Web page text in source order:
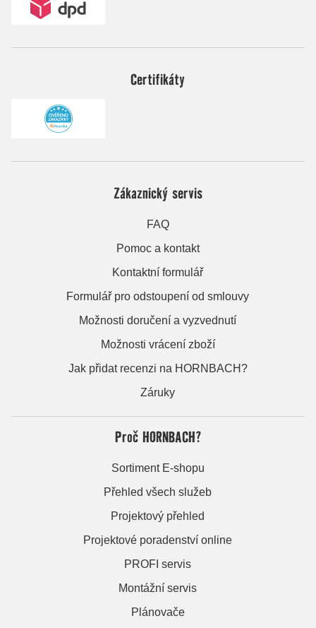
Certifikáty
Zákaznický servis
FAQ
Pomoc a kontakt
Kontaktní formulář
Formulář pro odstoupení od smlouvy
Možnosti doručení a vyzvednutí
Možnosti vrácení zboží
Jak přidat recenzi na HORNBACH?
Záruky
Proč HORNBACH?
Sortiment E-shopu
Přehled všech služeb
Projektový přehled
Projektové poradenství online
PROFI servis
Montážní servis
Plánovače